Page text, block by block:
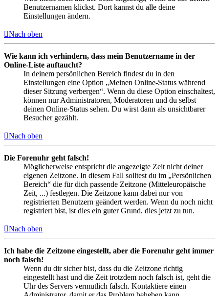
Benutzernamen klickst. Dort kannst du alle deine
Einstellungen ändern.
Nach oben
Wie kann ich verhindern, dass mein Benutzername in der
Online-Liste auftaucht?
In deinem persönlichen Bereich findest du in den
Einstellungen eine Option „Meinen Online-Status während
dieser Sitzung verbergen“. Wenn du diese Option einschaltest,
können nur Administratoren, Moderatoren und du selbst
deinen Online-Status sehen. Du wirst dann als unsichtbarer
Besucher gezählt.
Nach oben
Die Forenuhr geht falsch!
Möglicherweise entspricht die angezeigte Zeit nicht deiner
eigenen Zeitzone. In diesem Fall solltest du im „Persönlichen
Bereich“ die für dich passende Zeitzone (Mitteleuropäische
Zeit, ...) festlegen. Die Zeitzone kann dabei nur von
registrierten Benutzern geändert werden. Wenn du noch nicht
registriert bist, ist dies ein guter Grund, dies jetzt zu tun.
Nach oben
Ich habe die Zeitzone eingestellt, aber die Forenuhr geht immer
noch falsch!
Wenn du dir sicher bist, dass du die Zeitzone richtig
eingestellt hast und die Zeit trotzdem noch falsch ist, geht die
Uhr des Servers vermutlich falsch. Kontaktiere einen